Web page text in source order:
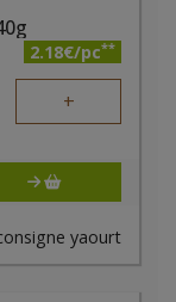
2.18€/pc**
+
yaourt